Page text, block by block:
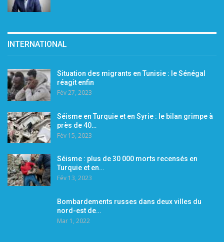
INTERNATIONAL
Situation des migrants en Tunisie : le Sénégal
réagit enfin
Fév 27, 2023
Séisme en Turquie et en Syrie : le bilan grimpe à
près de 40…
Fév 15, 2023
Séisme : plus de 30 000 morts recensés en
Turquie et en…
Fév 13, 2023
Bombardements russes dans deux villes du
nord-est de…
Mar 1, 2022